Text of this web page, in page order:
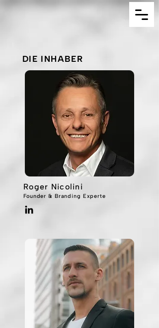
DIE INHABER
Roger Nicolini
Founder & Branding Experte